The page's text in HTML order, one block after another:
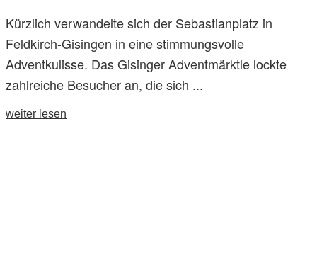
Kürzlich verwandelte sich der Sebastianplatz in
Feldkirch-Gisingen in eine stimmungsvolle
Adventkulisse. Das Gisinger Adventmärktle lockte
zahlreiche Besucher an, die sich ...
weiter lesen